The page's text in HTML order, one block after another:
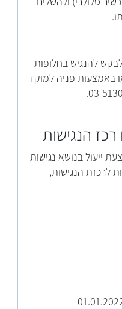
להנגיש בחלופות
באמצעות פניה למוקד
הנגישות
ייעול בנושא נגישות
לרכזת הנגישות,